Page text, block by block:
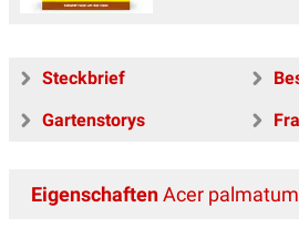
Steckbrief
Gartenstorys
EigenschaftenAcer